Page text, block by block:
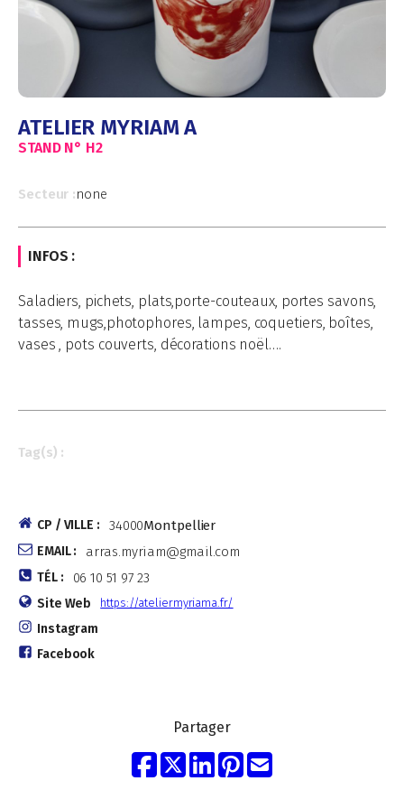
ATELIER MYRIAM A
STAND N° H2
Secteur :none
INFOS :
Saladiers, pichets, plats,porte-couteaux, portes savons,
tasses, mugs,photophores, lampes, coquetiers, boîtes,
vases , pots couverts, décorations noël….
Tag(s) :
CP / VILLE : 34000Montpellier
EMAIL : arras.myriam@gmail.com
TÉL : 06 10 51 97 23
Site Web https://ateliermyriama.fr/
Instagram
Facebook
Partager